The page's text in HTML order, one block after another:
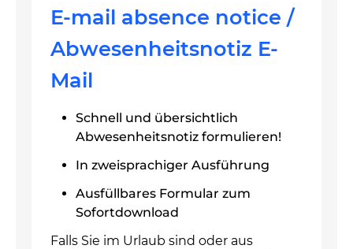
E-mail absence notice /
Abwesenheitsnotiz E-
Mail
Schnell und übersichtlich
Abwesenheitsnotiz formulieren!
In zweisprachiger Ausführung
Ausfüllbares Formular zum
Sofortdownload
Falls Sie im Urlaub sind oder aus